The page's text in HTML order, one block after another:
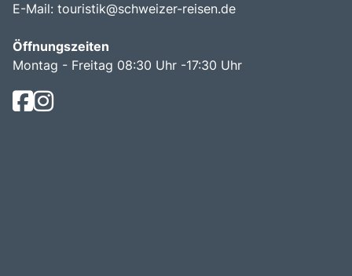
E-Mail: touristik@schweizer-reisen.de
Öffnungszeiten
Montag - Freitag 08:30 Uhr -17:30 Uhr